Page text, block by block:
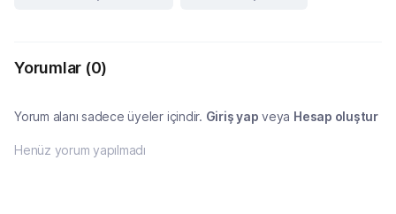
Yorumlar (0)
Yorum alanı sadece üyeler içindir. Giriş yap veya Hesap oluştur
Henüz yorum yapılmadı